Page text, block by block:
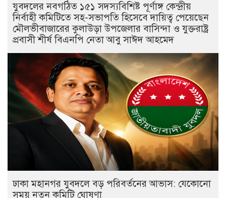
যুবদলের নবগঠিত ১৫১ সদস্যবিশিষ্ট পূর্ণাঙ্গ কেন্দ্রীয়
নির্বাহী কমিটিতে সহ-সভাপতি হিসেবে দায়িত্ব পেয়েছেন
মৌলভীবাজারের কুলাউড়া উপজেলার বাসিন্দা ও যুক্তরাষ্ট্র
প্রবাসী শীর্ষ বিএনপি নেতা আবু সাঈদ আহমেদ
ঢাকা মহানগর যুবদলে বড় পরিবর্তনের আভাস: যেকোনো
সময় নতুন কমিটি ঘোষণা